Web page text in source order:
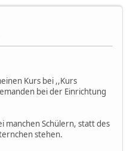
Kurs bei ,,Kurs
bei der Einrichtung
manchen Schülern, statt des
stehen.